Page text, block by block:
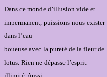
Dans ce monde d’illusion vide et
impermanent, puissions-nous exister
dans l’eau
boueuse avec la pureté de la fleur de
lotus. Rien ne dépasse l’esprit